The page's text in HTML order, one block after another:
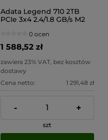
Adata Legend 710 2TB
PCIe 3x4 2.4/1.8 GB/s M2
0 ocen
1 588,52 zł
zawiera 23% VAT, bez kosztów
dostawy
Cena netto:
1 291,48 zł
- +
szt